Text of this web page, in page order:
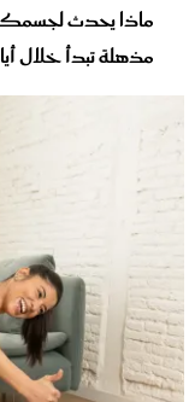
ماذا يحدث لجسمك
مذهلة تبدأ خلال